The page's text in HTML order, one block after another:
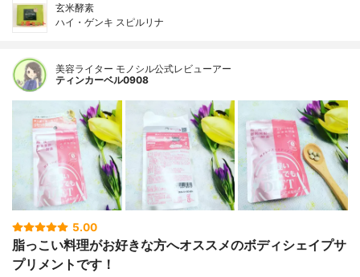
玄米酵素
ハイ・ゲンキ スピルリナ
美容ライター モノシル公式レビューアー
ティンカーベル0908
5.00
脂っこい料理がお好きな方へオススメのボディシェイプサ
プリメントです！